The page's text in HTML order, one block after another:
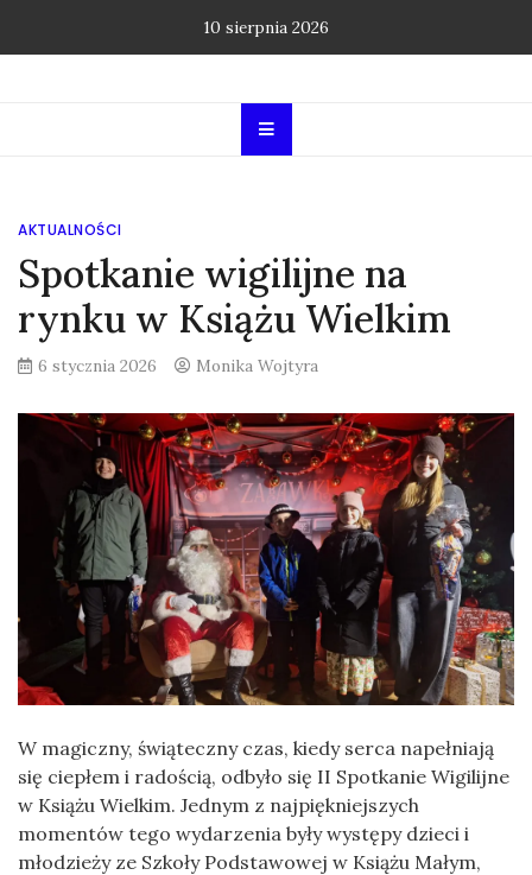
10 sierpnia 2026
AKTUALNOŚCI
Spotkanie wigilijne na
rynku w Książu Wielkim
6 stycznia 2026 Monika Wojtyra
W magiczny, świąteczny czas, kiedy serca napełniają
się ciepłem i radością, odbyło się II Spotkanie Wigilijne
w Książu Wielkim. Jednym z najpiękniejszych
momentów tego wydarzenia były występy dzieci i
młodzieży ze Szkoły Podstawowej w Książu Małym,